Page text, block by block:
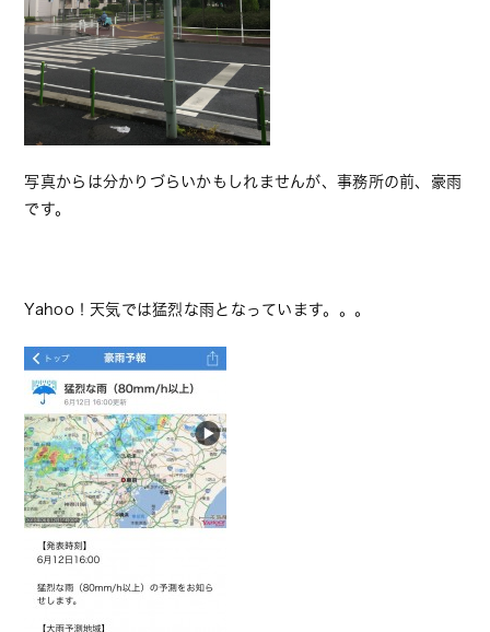
写真からは分かりづらいかもしれませんが、事務所の前、豪雨
です。
Yahoo！天気では猛烈な雨となっています。。。